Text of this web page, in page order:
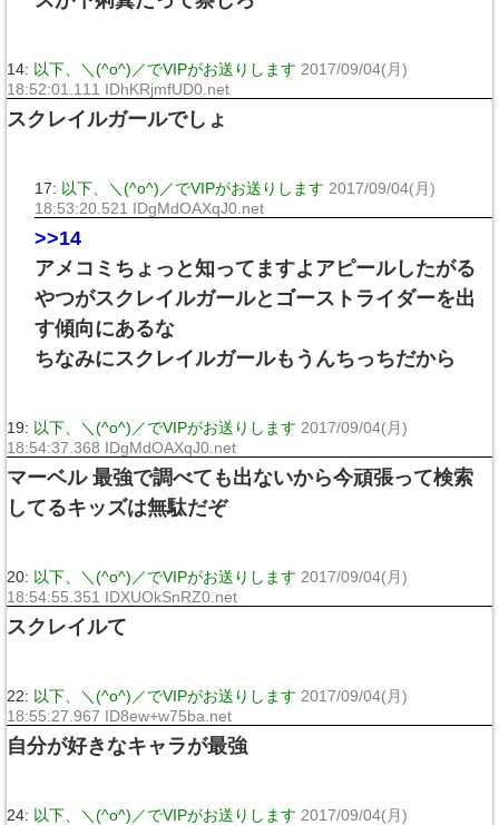
14: 以下、＼(^o^)／でVIPがお送りします 2017/09/04(月)
18:52:01.111 IDhKRjmfUD0.net
スクレイルガールでしょ
17: 以下、＼(^o^)／でVIPがお送りします 2017/09/04(月)
18:53:20.521 IDgMdOAXqJ0.net
>>14
アメコミちょっと知ってますよアピールしたがる
やつがスクレイルガールとゴーストライダーを出
す傾向にあるな
ちなみにスクレイルガールもうんちっちだから
19: 以下、＼(^o^)／でVIPがお送りします 2017/09/04(月)
18:54:37.368 IDgMdOAXqJ0.net
マーベル 最強で調べても出ないから今頑張って検索
してるキッズは無駄だぞ
20: 以下、＼(^o^)／でVIPがお送りします 2017/09/04(月)
18:54:55.351 IDXUOkSnRZ0.net
スクレイルて
22: 以下、＼(^o^)／でVIPがお送りします 2017/09/04(月)
18:55:27.967 ID8ew+w75ba.net
自分が好きなキャラが最強
24: 以下、＼(^o^)／でVIPがお送りします 2017/09/04(月)